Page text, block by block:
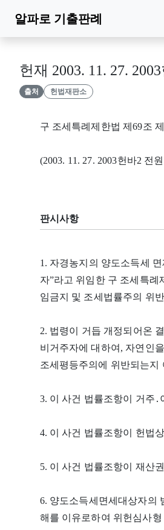
알파로 기출판례
헌재 2003. 11. 27.
출처 헌법재판소
구 조세특례제한법 제69조
(2003. 11. 27. 2003헌바2 전
판시사항
1. 자경농지의 양도소득세
자”라고 위임한 구 조세특례
임금지 및 조세법률주의 위
2. 법령이 거듭 개정되어온
비거주자에 대하여, 자연인
조세평등주의에 위반되는지
3. 이 사건 법률조항이 거주
4. 이 사건 법률조항이 헌법
5. 이 사건 법률조항이 재산
6. 양도소득세면세대상자의
해를 이유로하여 위헌심사